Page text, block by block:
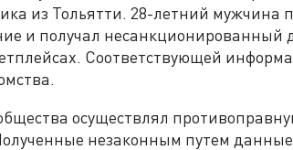
из Тольятти. 28-летний мужчина
и получал несанкционированный
Соответствующей
осуществлял
незаконным путем